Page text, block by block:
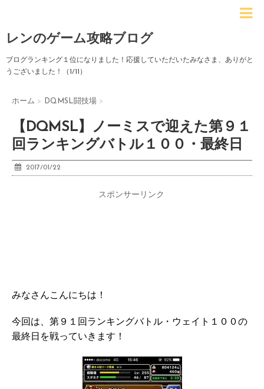
レンのゲーム攻略ブログ
ブログランキング１位になりました！応援していただいたみなさま、ありがと
うございました！（1/11）
ホーム > DQMSL闘技場 >
【DQMSL】ノーミスで迎えた第９１
回ランキングバトル１００・最終日
2017/01/22
スポンサーリンク
みなさんこんにちは！
今回は、第９１回ランキングバトル・ウェイト１００の
最終日を戦っていきます！